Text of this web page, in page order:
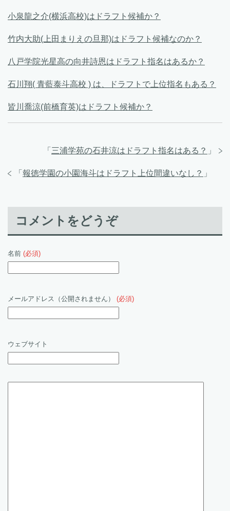
小泉龍之介(横浜高校)はドラフト候補か？
竹内大助(上田まりえの旦那)はドラフト候補なのか？
八戸学院光星高の向井詩恩はドラフト指名はあるか？
石川翔( 青藍泰斗高校 ) は、ドラフトで上位指名もある？
皆川喬涼(前橋育英)はドラフト候補か？
「 三浦学苑の石井涼はドラフト指名はある？ 」
「 報徳学園の小園海斗はドラフト上位間違いなし？ 」
コメントをどうぞ
名前 (必須)
メールアドレス（公開されません） (必須)
ウェブサイト